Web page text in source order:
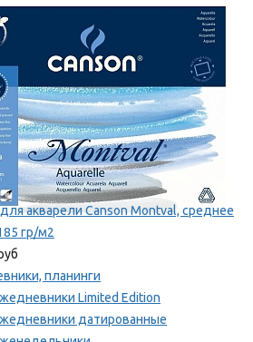
акварели Canson Montval, среднее
гр/м2
планинги
Limited Edition
датированные